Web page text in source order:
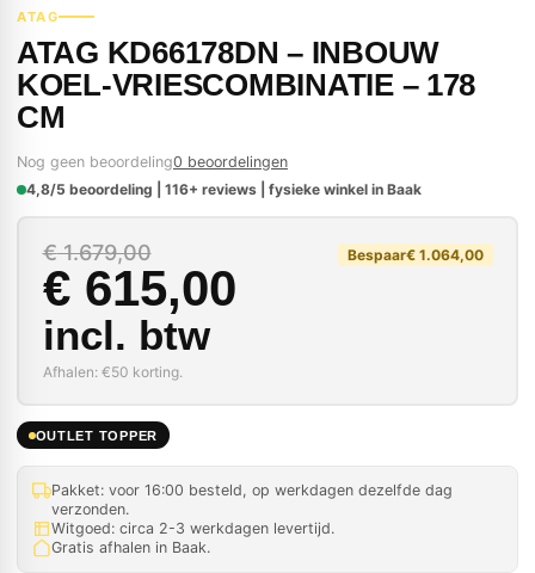
ATAG
ATAG KD66178DN – INBOUW
KOEL-VRIESCOMBINATIE – 178
CM
Nog geen beoordeling0 beoordelingen
4,8/5 beoordeling | 116+ reviews | fysieke winkel in Baak
€1.679,00
Oorspronkelijke
€615,00
Huidige prijs is: €
incl. btw
Bespaar€1.064,00
Afhalen: €50 korting.
OUTLET TOPPER
Pakket: voor 16:00 besteld, op werkdagen dezelfde dag
verzonden.
Witgoed: circa 2-3 werkdagen levertijd.
Gratis afhalen in Baak.